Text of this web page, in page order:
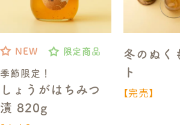
NEW 限定商品
季節限定！
しょうがはちみつ
漬 820g
冬のぬく
ト
【完売】